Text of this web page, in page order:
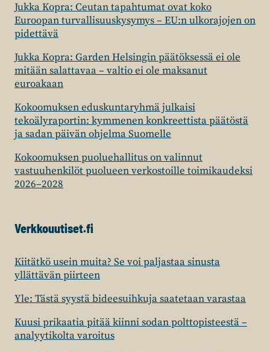
Jukka Kopra: Ceutan tapahtumat ovat koko
Euroopan turvallisuuskysymys – EU:n ulkorajojen on
pidettävä
Jukka Kopra: Garden Helsingin päätöksessä ei ole
mitään salattavaa – valtio ei ole maksanut
euroakaan
Kokoomuksen eduskuntaryhmä julkaisi
tekoälyraportin: kymmenen konkreettista päätöstä
ja sadan päivän ohjelma Suomelle
Kokoomuksen puoluehallitus on valinnut
vastuuhenkilöt puolueen verkostoille toimikaudeksi
2026–2028
Verkkouutiset.fi
Kiitätkö usein muita? Se voi paljastaa sinusta
yllättävän piirteen
Yle: Tästä syystä bideesuihkuja saatetaan varastaa
Kuusi prikaatia pitää kiinni sodan polttopisteestä –
analyytikolta varoitus